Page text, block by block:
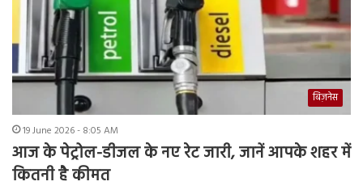
बिज़नेस
19 June 2026 - 8:05 AM
आज के पेट्रोल-डीजल के नए रेट जारी, जानें आपके शहर में
कितनी है कीमत